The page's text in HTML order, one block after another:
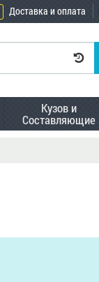
Доставка и оплата
Кузов и
Составляющие